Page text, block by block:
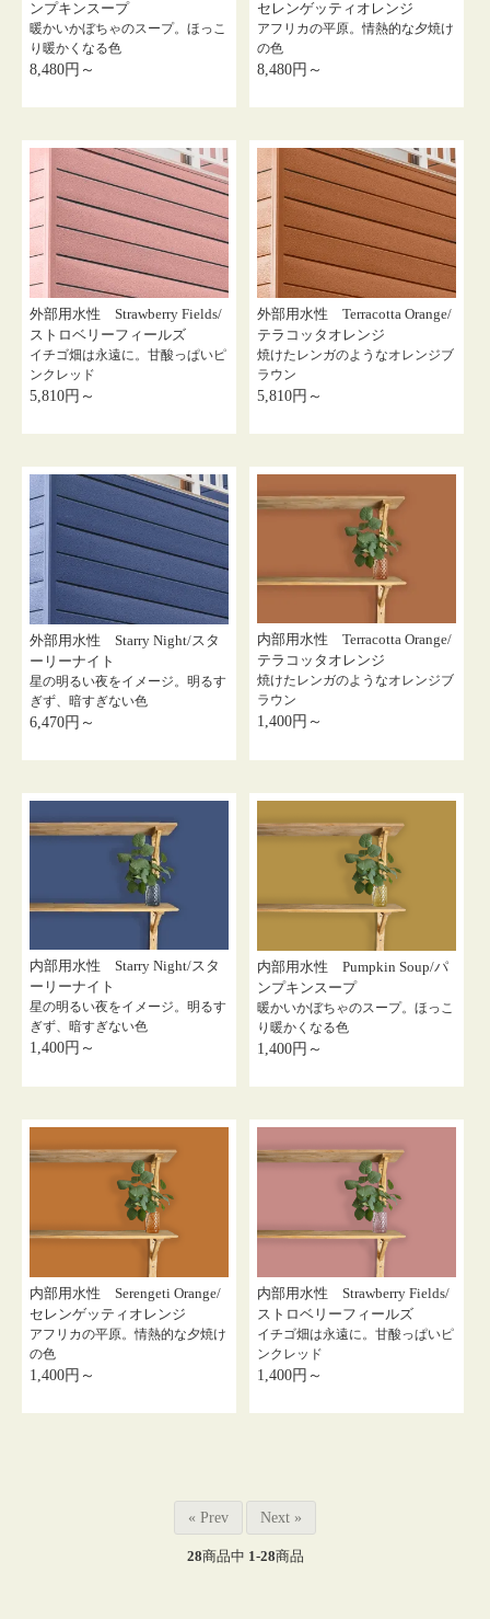
ンプキンスープ
暖かいかぼちゃのスープ。ほっこ
り暖かくなる色
8,480円～
セレンゲッティオレンジ
アフリカの平原。情熱的な夕焼け
の色
8,480円～
外部用水性 Strawberry Fields/
ストロベリーフィールズ
イチゴ畑は永遠に。甘酸っぱいピ
ンクレッド
5,810円～
外部用水性 Terracotta Orange/
テラコッタオレンジ
焼けたレンガのようなオレンジブ
ラウン
5,810円～
外部用水性 Starry Night/スタ
ーリーナイト
星の明るい夜をイメージ。明るす
ぎず、暗すぎない色
6,470円～
内部用水性 Terracotta Orange/
テラコッタオレンジ
焼けたレンガのようなオレンジブ
ラウン
1,400円～
内部用水性 Starry Night/スタ
ーリーナイト
星の明るい夜をイメージ。明るす
ぎず、暗すぎない色
1,400円～
内部用水性 Pumpkin Soup/パ
ンプキンスープ
暖かいかぼちゃのスープ。ほっこ
り暖かくなる色
1,400円～
内部用水性 Serengeti Orange/
セレンゲッティオレンジ
アフリカの平原。情熱的な夕焼け
の色
1,400円～
内部用水性 Strawberry Fields/
ストロベリーフィールズ
イチゴ畑は永遠に。甘酸っぱいピ
ンクレッド
1,400円～
« Prev Next »
28商品中 1-28商品